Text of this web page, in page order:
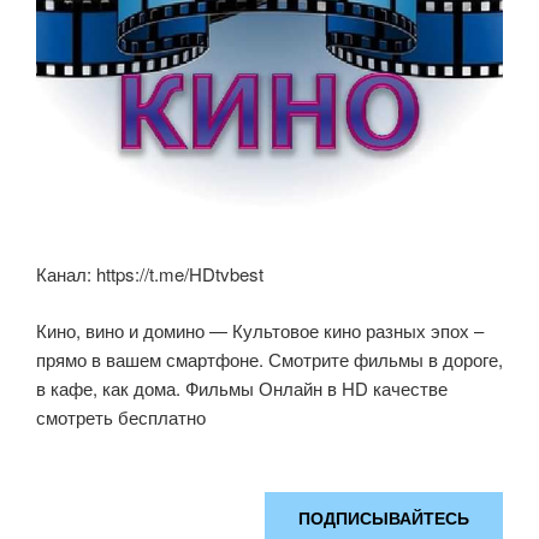
Канал: https://t.me/HDtvbest
Кино, вино и домино — Культовое кино разных эпох –
прямо в вашем смартфоне. Смотрите фильмы в дороге,
в кафе, как дома. Фильмы Онлайн в HD качестве
смотреть бесплатно
ПОДПИСЫВАЙТЕСЬ